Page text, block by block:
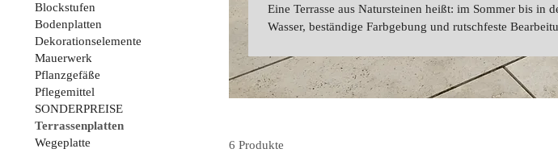
Blockstufen
Bodenplatten
Dekorationselemente
Mauerwerk
Pflanzgefäße
Pflegemittel
SONDERPREISE
Terrassenplatten
Wegeplatte
Eine Terrasse aus Natursteinen heißt: im Sommer bis in
Wasser, beständige Farbgebung und rutschfeste
6 Produkte